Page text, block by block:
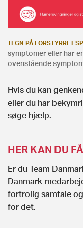
TEGN PÅ FORSTYRRET
symptomer eller har
ovenstående
Hvis du kan
eller du har
søge hjælp.
HER KAN DU
Er du Team
Danmark-
fortrolig samtale
for det.